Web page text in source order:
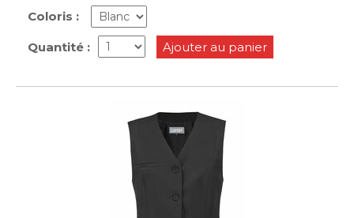
Coloris :
Quantité : Ajouter au panier